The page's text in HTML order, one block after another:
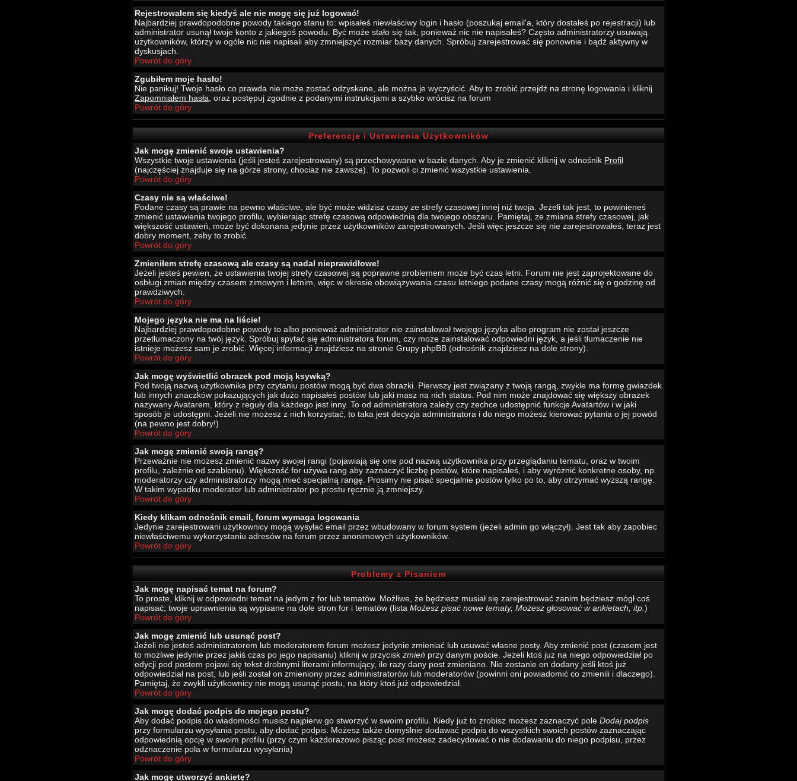
Rejestrowałem się kiedyś ale nie mogę się już logować!
Najbardziej prawdopodobne powody takiego stanu to: wpisałeś niewłaściwy login i hasło (poszukaj email'a, który dostałeś po rejestracji) lub
administrator usunął twoje konto z jakiegoś powodu. Być może stało się tak, ponieważ nic nie napisałeś? Często administratorzy usuwają
użytkowników, którzy w ogóle nic nie napisali aby zmniejszyć rozmiar bazy danych. Spróbuj zarejestrować się ponownie i bądź aktywny w
dyskusjach.
Powrót do góry
Zgubiłem moje hasło!
Nie panikuj! Twoje hasło co prawda nie może zostać odzyskane, ale można je wyczyścić. Aby to zrobić przejdź na stronę logowania i kliknij
Zapomniałem hasła , oraz postępuj zgodnie z podanymi instrukcjami a szybko wrócisz na forum
Powrót do góry
Preferencje i Ustawienia Użytkowników
Jak mogę zmienić swoje ustawienia?
Wszystkie twoje ustawienia (jeśli jesteś zarejestrowany) są przechowywane w bazie danych. Aby je zmienić kliknij w odnośnik Profil
(najczęściej znajduje się na górze strony, chociaż nie zawsze). To pozwoli ci zmienić wszystkie ustawienia.
Powrót do góry
Czasy nie są właściwe!
Podane czasy są prawie na pewno właściwe, ale być może widzisz czasy ze strefy czasowej innej niż twoja. Jeżeli tak jest, to powinieneś
zmienić ustawienia twojego profilu, wybierając strefę czasową odpowiednią dla twojego obszaru. Pamiętaj, że zmiana strefy czasowej, jak
większość ustawień, może być dokonana jedynie przez użytkowników zarejestrowanych. Jeśli więc jeszcze się nie zarejestrowałeś, teraz jest
dobry moment, żeby to zrobić.
Powrót do góry
Zmieniłem strefę czasową ale czasy są nadal nieprawidłowe!
Jeżeli jesteś pewien, że ustawienia twojej strefy czasowej są poprawne problemem może być czas letni. Forum nie jest zaprojektowane do
osbługi zmian między czasem zimowym i letnim, więc w okresie obowiązywania czasu letniego podane czasy mogą różnić się o godzinę od
prawdziwych.
Powrót do góry
Mojego języka nie ma na liście!
Najbardziej prawdopodobne powody to albo ponieważ administrator nie zainstalował twojego języka albo program nie został jeszcze
przetłumaczony na twój język. Spróbuj spytać się administratora forum, czy może zainstalować odpowiedni język, a jeśli tłumaczenie nie
istnieje możesz sam je zrobić. Więcej informacji znajdziesz na stronie Grupy phpBB (odnośnik znajdziesz na dole strony).
Powrót do góry
Jak mogę wyświetlić obrazek pod moją ksywką?
Pod twoją nazwą użytkownika przy czytaniu postów mogą być dwa obrazki. Pierwszy jest związany z twoją rangą, zwykle ma formę gwiazdek
lub innych znaczków pokazujących jak dużo napisałeś postów lub jaki masz na nich status. Pod nim może znajdować się większy obrazek
nazywany Avatarem, który z reguły dla każdego jest inny. To od administratora zależy czy zechce udostępnić funkcje Avatartów i w jaki
sposób je udostępni. Jeżeli nie możesz z nich korzystać, to taka jest decyzja administratora i do niego możesz kierować pytania o jej powód
(na pewno jest dobry!)
Powrót do góry
Jak mogę zmienić swoją rangę?
Przeważnie nie możesz zmienić nazwy swojej rangi (pojawiają się one pod nazwą użytkownika przy przeglądaniu tematu, oraz w twoim
profilu, zależnie od szablonu). Większość for używa rang aby zaznaczyć liczbę postów, które napisałeś, i aby wyróżnić konkretne osoby, np.
moderatorzy czy administratorzy mogą mieć specjalną rangę. Prosimy nie pisać specjalnie postów tylko po to, aby otrzymać wyższą rangę.
W takim wypadku moderator lub administrator po prostu ręcznie ją zmniejszy.
Powrót do góry
Kiedy klikam odnośnik email, forum wymaga logowania
Jedynie zarejestrowani użytkownicy mogą wysyłać email przez wbudowany w forum system (jeżeli admin go włączył). Jest tak aby zapobiec
niewłaściwemu wykorzystaniu adresów na forum przez anonimowych użytkowników.
Powrót do góry
Problemy z Pisaniem
Jak mogę napisać temat na forum?
To proste, kliknij w odpowiedni temat na jedym z for lub tematów. Możliwe, że będziesz musiał się zarejestrować zanim będziesz mógł coś
napisać; twoje uprawnienia są wypisane na dole stron for i tematów (lista Możesz pisać nowe tematy, Możesz głosować w ankietach, itp. )
Powrót do góry
Jak mogę zmienić lub usunąć post?
Jeżeli nie jesteś administratorem lub moderatorem forum możesz jedynie zmieniać lub usuwać własne posty. Aby zmienić post (czasem jest
to możliwe jedynie przez jakiś czas po jego napisaniu) kliknij w przycisk zmień przy danym poście. Jeżeli ktoś już na niego odpowiedział po
edycji pod postem pojawi się tekst drobnymi literami informujący, ile razy dany post zmieniano. Nie zostanie on dodany jeśli ktoś już
odpowiedział na post, lub jeśli został on zmieniony przez administratorów lub moderatorów (powinni oni powiadomić co zmienili i dlaczego).
Pamiętaj, że zwykli użytkownicy nie mogą usunąć postu, na który ktoś już odpowiedział.
Powrót do góry
Jak mogę dodać podpis do mojego postu?
Aby dodać podpis do wiadomości musisz najpierw go stworzyć w swoim profilu. Kiedy już to zrobisz możesz zaznaczyć pole Dodaj podpis
przy formularzu wysyłania postu, aby dodać podpis. Możesz także domyślnie dodawać podpis do wszystkich swoich postów zaznaczając
odpowiednią opcję w swoim profilu (przy czym każdorazowo pisząc post możesz zadecydować o nie dodawaniu do niego podpisu, przez
odznaczenie pola w formularzu wysyłania)
Powrót do góry
Jak mogę utworzyć ankietę?